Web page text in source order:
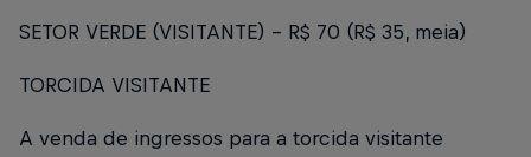
SETOR VERDE (VISITANTE) - R$ 70 (R$ 35, meia)
TORCIDA VISITANTE
A venda de ingressos para a torcida visitante